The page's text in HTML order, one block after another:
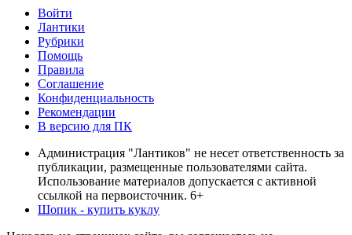
Войти
Лантики
Рубрики
Помощь
Правила
Соглашение
Конфиденциальность
Рекомендации
В версию для ПК
Администрация "Лантиков" не несет ответственность за
публикации, размещенные пользователями сайта.
Использование материалов допускается с активной
ссылкой на первоисточник. 6+
Шопик - купить куклу